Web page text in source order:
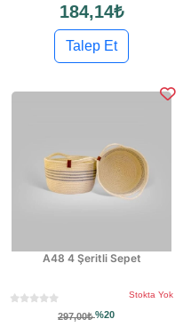
184,14₺
Talep Et
A48 4 Şeritli Sepet
Stokta Yok
297,00₺%20